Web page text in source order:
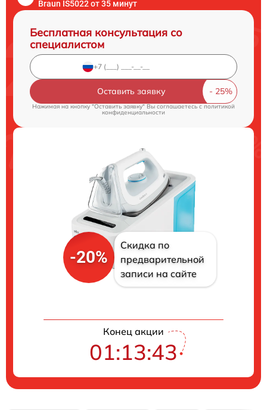
Braun IS5022 от 35 минут
Бесплатная консультация со
специалистом
Оставить заявку
Нажимая на кнопку "Оставить заявку" Вы соглашаетесь cполитикой
конфиденциальности
-20%
Скидка по
предварительной
записи на сайте
Конец акции
01:13:42